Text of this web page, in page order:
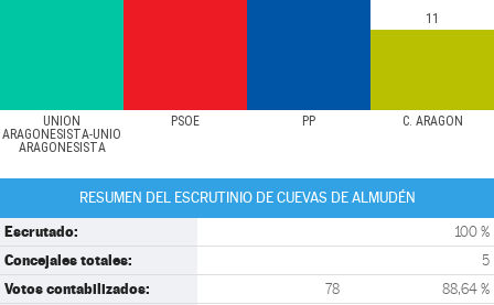
UNION
ARAGONESISTA-UNIO
ARAGONESISTA
PSOE PP C. ARAGON
11
RESUMEN DEL ESCRUTINIO DE CUEVAS DE ALMUDÉN
Escrutado: 100 %
Concejales totales: 5
Votos contabilizados: 78 88,64 %